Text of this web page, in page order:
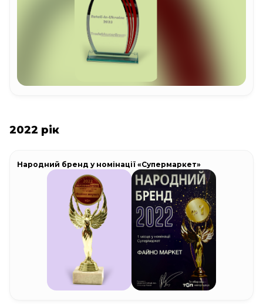
2022 рік
Народний бренд у номінації «Супермаркет»